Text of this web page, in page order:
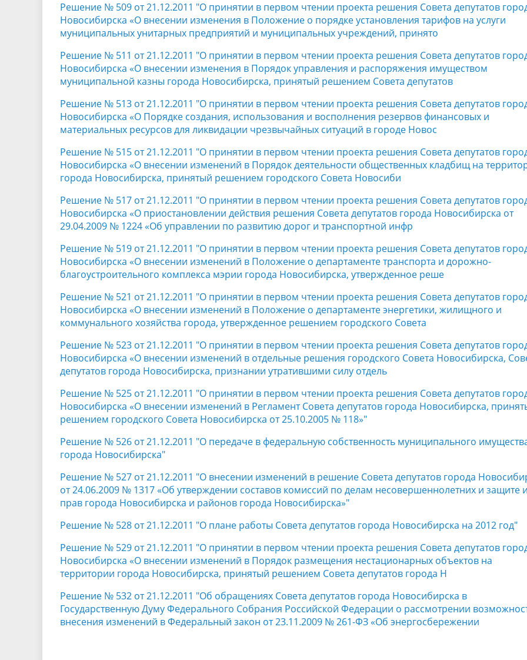
Решение № 509 от 21.12.2011 "О принятии в первом чтении проекта решения Совета депутатов
Новосибирска «О внесении изменения в Положение о порядке установления тарифов на услуги
муниципальных унитарных предприятий и муниципальных учреждений, принято
Решение № 511 от 21.12.2011 "О принятии в первом чтении проекта решения Совета депутатов
Новосибирска «О внесении изменения в Порядок управления и распоряжения имуществом
муниципальной казны города Новосибирска, принятый решением Совета депутатов
Решение № 513 от 21.12.2011 "О принятии в первом чтении проекта решения Совета депутатов
Новосибирска «О Порядке создания, использования и восполнения резервов финансовых и
материальных ресурсов для ликвидации чрезвычайных ситуаций в городе Новос
Решение № 515 от 21.12.2011 "О принятии в первом чтении проекта решения Совета депутатов
Новосибирска «О внесении изменений в Порядок деятельности общественных кладбищ на
города Новосибирска, принятый решением городского Совета Новосиби
Решение № 517 от 21.12.2011 "О принятии в первом чтении проекта решения Совета депутатов
Новосибирска «О приостановлении действия решения Совета депутатов города Новосибирска от
29.04.2009 № 1224 «Об управлении по развитию дорог и транспортной инфр
Решение № 519 от 21.12.2011 "О принятии в первом чтении проекта решения Совета депутатов
Новосибирска «О внесении изменений в Положение о департаменте транспорта и дорожно-
благоустроительного комплекса мэрии города Новосибирска, утвержденное реше
Решение № 521 от 21.12.2011 "О принятии в первом чтении проекта решения Совета депутатов
Новосибирска «О внесении изменений в Положение о департаменте энергетики, жилищного и
коммунального хозяйства города, утвержденное решением городского Совета
Решение № 523 от 21.12.2011 "О принятии в первом чтении проекта решения Совета депутатов
Новосибирска «О внесении изменений в отдельные решения городского Совета Новосибирска,
депутатов города Новосибирска, признании утратившими силу отдель
Решение № 525 от 21.12.2011 "О принятии в первом чтении проекта решения Совета депутатов
Новосибирска «О внесении изменений в Регламент Совета депутатов города Новосибирска,
решением городского Совета Новосибирска от 25.10.2005 № 118»"
Решение № 526 от 21.12.2011 "О передаче в федеральную собственность муниципального
города Новосибирска"
Решение № 527 от 21.12.2011 "О внесении изменений в решение Совета депутатов города
от 24.06.2009 № 1317 «Об утверждении составов комиссий по делам несовершеннолетних и защите
прав города Новосибирска и районов города Новосибирска»"
Решение № 528 от 21.12.2011 "О плане работы Совета депутатов города Новосибирска на 2012 год"
Решение № 529 от 21.12.2011 "О принятии в первом чтении проекта решения Совета депутатов
Новосибирска «О внесении изменений в Порядок размещения нестационарных объектов на
территории города Новосибирска, принятый решением Совета депутатов города Н
Решение № 532 от 21.12.2011 "Об обращениях Совета депутатов города Новосибирска в
Государственную Думу Федерального Собрания Российской Федерации о рассмотрении
внесения изменений в Федеральный закон от 23.11.2009 № 261-ФЗ «Об энергосбережении